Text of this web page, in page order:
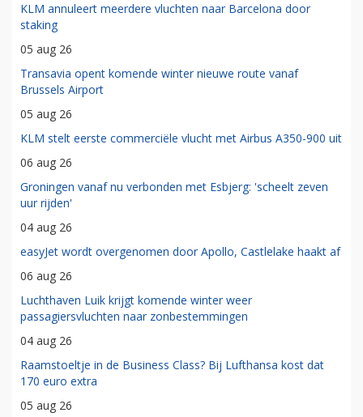
KLM annuleert meerdere vluchten naar Barcelona door
staking
05 aug 26
Transavia opent komende winter nieuwe route vanaf
Brussels Airport
05 aug 26
KLM stelt eerste commerciële vlucht met Airbus A350-900 uit
06 aug 26
Groningen vanaf nu verbonden met Esbjerg: 'scheelt zeven
uur rijden'
04 aug 26
easyJet wordt overgenomen door Apollo, Castlelake haakt af
06 aug 26
Luchthaven Luik krijgt komende winter weer
passagiersvluchten naar zonbestemmingen
04 aug 26
Raamstoeltje in de Business Class? Bij Lufthansa kost dat
170 euro extra
05 aug 26